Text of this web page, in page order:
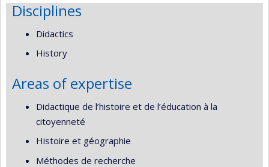
Disciplines
Didactics
History
Areas of expertise
Didactique de l’histoire et de l’éducation à la
citoyenneté
Histoire et géographie
Méthodes de recherche